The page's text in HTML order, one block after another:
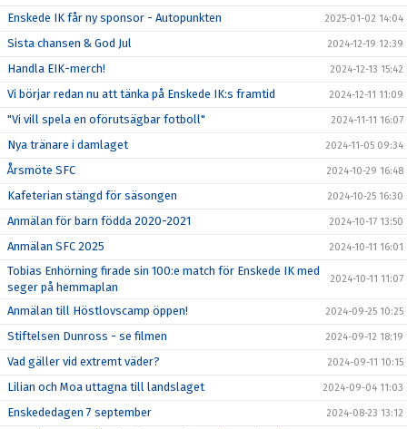
Enskede IK får ny sponsor - Autopunkten 2025-01-02 14:04
Sista chansen & God Jul 2024-12-19 12:39
Handla EIK-merch! 2024-12-13 15:42
Vi börjar redan nu att tänka på Enskede IK:s framtid 2024-12-11 11:09
"Vi vill spela en oförutsägbar fotboll" 2024-11-11 16:07
Nya tränare i damlaget 2024-11-05 09:34
Årsmöte SFC 2024-10-29 16:48
Kafeterian stängd för säsongen 2024-10-25 16:30
Anmälan för barn födda 2020-2021 2024-10-17 13:50
Anmälan SFC 2025 2024-10-11 16:01
Tobias Enhörning firade sin 100:e match för Enskede IK med
seger på hemmaplan
2024-10-11 11:07
Anmälan till Höstlovscamp öppen! 2024-09-25 10:25
Stiftelsen Dunross - se filmen 2024-09-12 18:19
Vad gäller vid extremt väder? 2024-09-11 10:15
Lilian och Moa uttagna till landslaget 2024-09-04 11:03
Enskededagen 7 september 2024-08-23 13:12